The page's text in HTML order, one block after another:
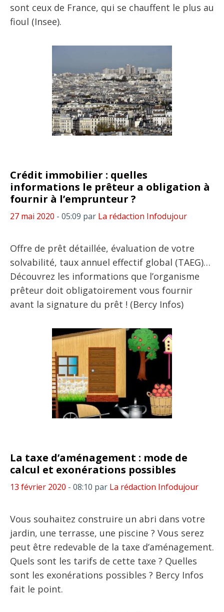
sont ceux de France, qui se chauffent le plus au
fioul (Insee).
Crédit immobilier : quelles
informations le prêteur a obligation à
fournir à l’emprunteur ?
27 mai 2020 - 05:09 par La rédaction Infodujour
Offre de prêt détaillée, évaluation de votre
solvabilité, taux annuel effectif global (TAEG)…
Découvrez les informations que l’organisme
prêteur doit obligatoirement vous fournir
avant la signature du prêt ! (Bercy Infos)
La taxe d’aménagement : mode de
calcul et exonérations possibles
13 février 2020 - 08:10 par La rédaction Infodujour
Vous souhaitez construire un abri dans votre
jardin, une terrasse, une piscine ? Vous serez
peut être redevable de la taxe d’aménagement.
Quels sont les tarifs de cette taxe ? Quelles
sont les exonérations possibles ? Bercy Infos
fait le point.